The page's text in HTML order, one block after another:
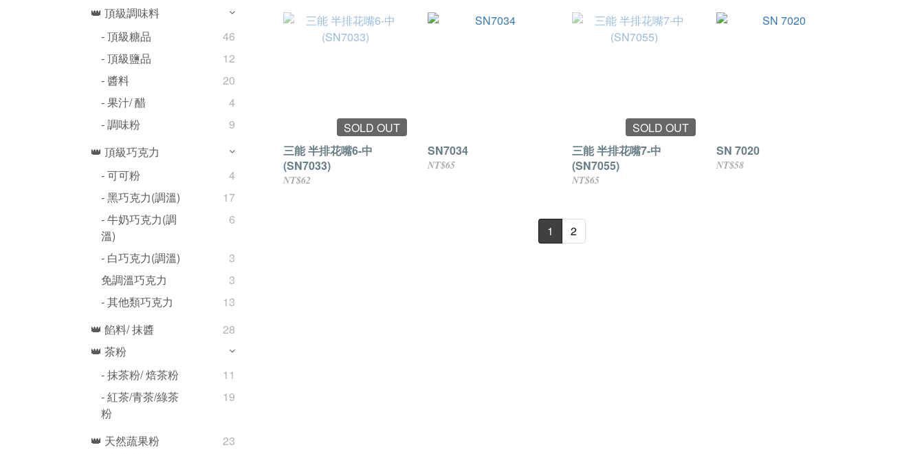
👑 頂級調味料
- 頂級糖品
46
- 頂級鹽品
12
- 醬料
20
- 果汁/ 醋
4
- 調味粉
9
👑 頂級巧克力
- 可可粉
4
- 黑巧克力(調溫)
17
- 牛奶巧克力(調
溫)
6
- 白巧克力(調溫)
3
免調溫巧克力
3
- 其他類巧克力
13
👑 餡料/ 抹醬
28
👑 茶粉
- 抹茶粉/ 焙茶粉
11
- 紅茶/青茶/綠茶
粉
19
👑 天然蔬果粉
23
SOLD OUT
三能 半排花嘴6-中
(SN7033)
NT$62
SN7034
NT$65
SOLD OUT
三能 半排花嘴7-中
(SN7055)
NT$65
SN 7020
NT$58
1 2